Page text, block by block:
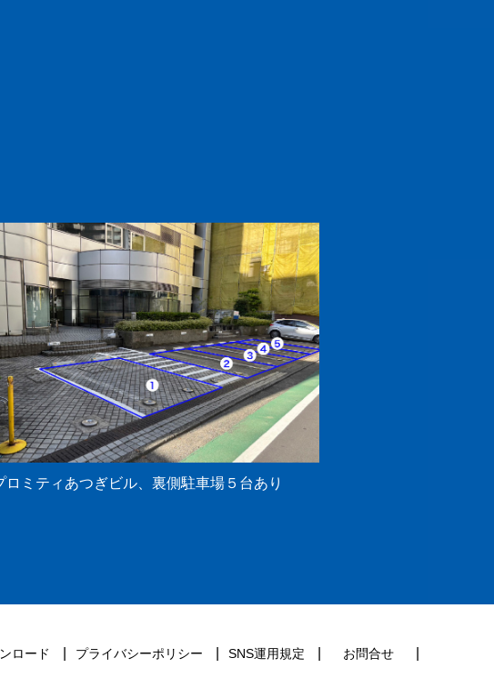
ロミティあつぎビル、裏側駐車場５台あり
ロード プライバシーポリシー SNS運用規定 お問合せ